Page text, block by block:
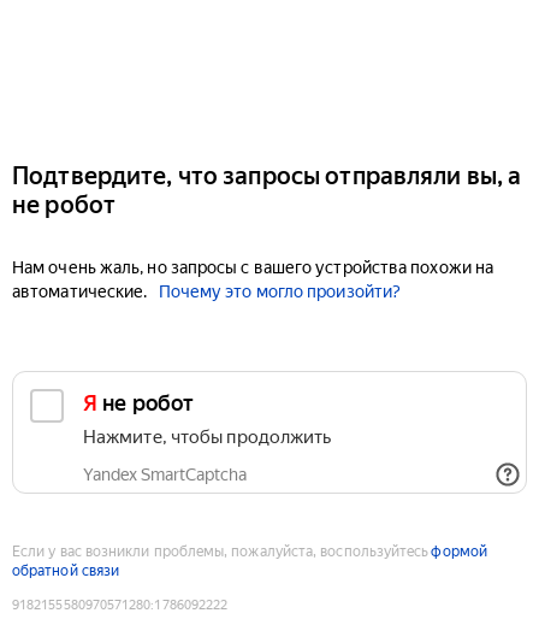
Подтвердите, что запросы отправляли вы, а
не робот
Нам очень жаль, но запросы с вашего устройства похожи на
автоматические.
Почему это могло произойти?
Я не робот
Нажмите, чтобы продолжить
Yandex SmartCaptcha
Если у вас возникли проблемы, пожалуйста, воспользуйтесьформой
обратной связи
9182155580970571280:1786092222